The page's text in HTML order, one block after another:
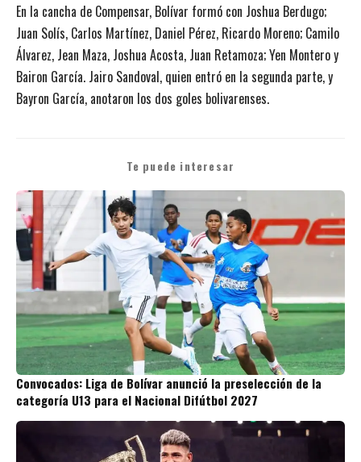
En la cancha de Compensar, Bolívar formó con Joshua Berdugo;
Juan Solís, Carlos Martínez, Daniel Pérez, Ricardo Moreno; Camilo
Álvarez, Jean Maza, Joshua Acosta, Juan Retamoza; Yen Montero y
Bairon García. Jairo Sandoval, quien entró en la segunda parte, y
Bayron García, anotaron los dos goles bolivarenses.
Te puede interesar
Convocados: Liga de Bolívar anunció la preselección de la
categoría U13 para el Nacional Difútbol 2027